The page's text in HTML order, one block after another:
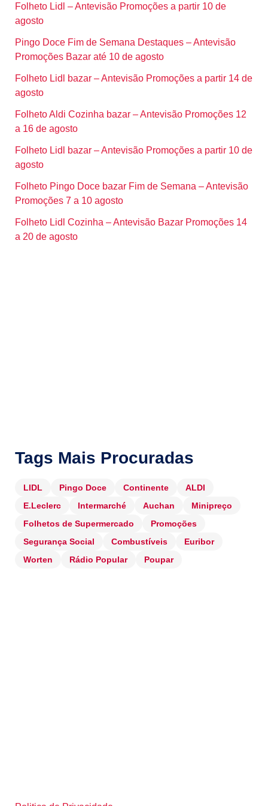
Folheto Lidl – Antevisão Promoções a partir 10 de
agosto
Pingo Doce Fim de Semana Destaques – Antevisão
Promoções Bazar até 10 de agosto
Folheto Lidl bazar – Antevisão Promoções a partir 14 de
agosto
Folheto Aldi Cozinha bazar – Antevisão Promoções 12
a 16 de agosto
Folheto Lidl bazar – Antevisão Promoções a partir 10 de
agosto
Folheto Pingo Doce bazar Fim de Semana – Antevisão
Promoções 7 a 10 agosto
Folheto Lidl Cozinha – Antevisão Bazar Promoções 14
a 20 de agosto
Tags Mais Procuradas
LIDL Pingo Doce Continente
ALDI
E.Leclerc
Intermarché Auchan
Minipreço
Folhetos de Supermercado
Promoções
Segurança Social
Combustíveis
Euribor
Worten
Rádio Popular Poupar